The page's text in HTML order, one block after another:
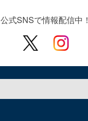
公式SNSで情報配信中！